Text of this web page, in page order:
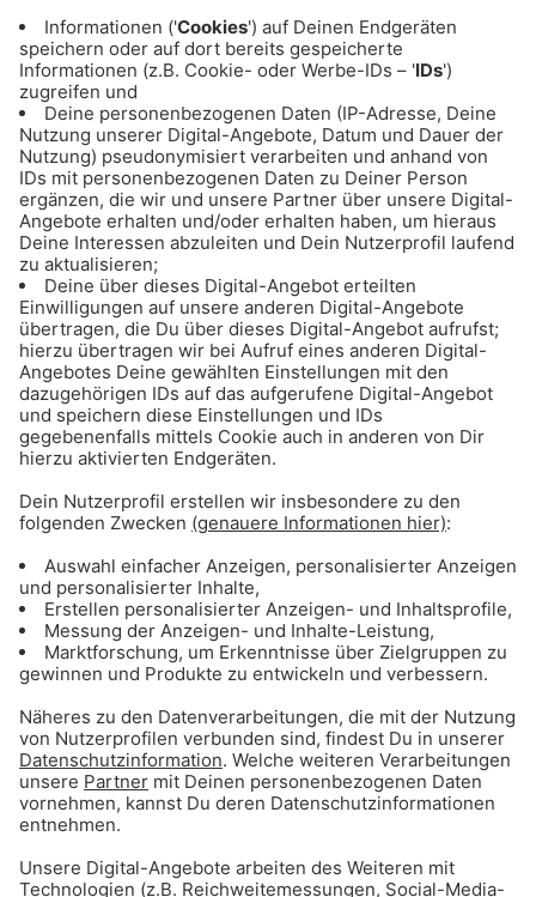
Gruppe.
Wünsch dir was, dann kriegste
das
Wünsch‘ dir was – Gong zahlt dir das!
Gong 96.3 erfüllt eure Wünsche – das Original!